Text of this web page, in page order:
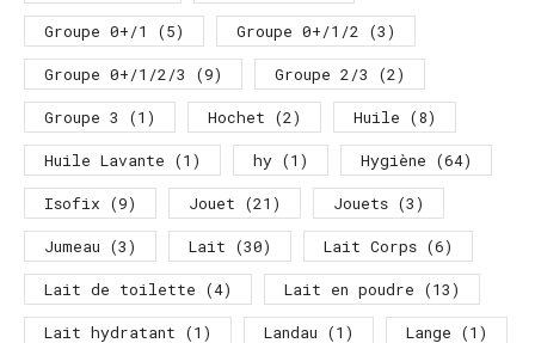
Groupe 0+/1
(5) Groupe 0+/1/2 (3)
Groupe 0+/1/2/3
(9) Groupe 2/3
(2)
Groupe 3
(1) Hochet (2) Huile (8)
Huile Lavante (1) hy (1) Hygiène (64)
Isofix (9) Jouet (21) Jouets (3)
Jumeau (3) Lait (30) Lait Corps (6)
Lait de toilette (4) Lait en poudre (13)
Lait hydratant (1) Landau (1) Lange (1)